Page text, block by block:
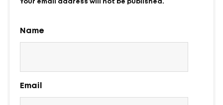
Your email address will not be published.
Name
Email